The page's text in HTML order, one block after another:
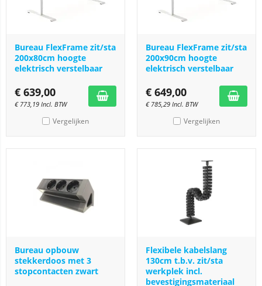
Bureau FlexFrame zit/sta
200x80cm hoogte
elektrisch verstelbaar
€ 639,00
€ 773,19 Incl. BTW
Vergelijken
Bureau FlexFrame zit/sta
200x90cm hoogte
elektrisch verstelbaar
€ 649,00
€ 785,29 Incl. BTW
Vergelijken
Bureau opbouw
stekkerdoos met 3
stopcontacten zwart
Flexibele kabelslang
130cm t.b.v. zit/sta
werkplek incl.
bevestigingsmateriaal